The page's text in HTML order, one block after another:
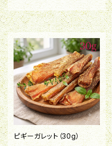
ピギーガレット（30g）